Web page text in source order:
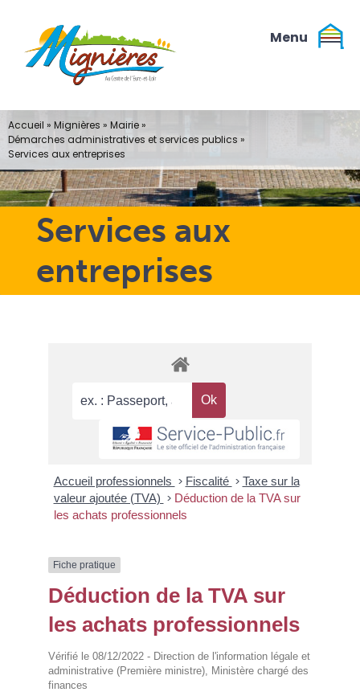
contenu
Services aux
entreprises
Accueil » Mignières » Mairie»
Démarches administratives et services publics »
Services aux entreprises
Accueil professionnels > Fiscalité > Taxe sur la
valeur ajoutée (TVA) > Déduction de la TVA sur
les achats professionnels
Fiche pratique
Déduction de la TVA sur
les achats professionnels
Vérifié le 08/12/2022 - Direction de l'information légale et
administrative (Première ministre), Ministère chargé des
finances